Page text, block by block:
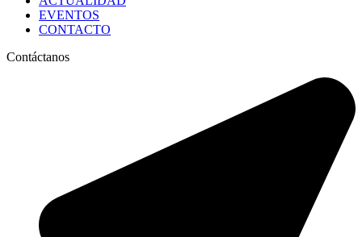
EVENTOS
CONTACTO
Contáctanos